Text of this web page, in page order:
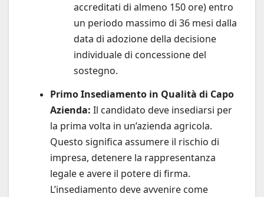
accreditati di almeno 150 ore) entro
un periodo massimo di 36 mesi dalla
data di adozione della decisione
individuale di concessione del
sostegno.
Primo Insediamento in Qualità di Capo
Azienda: Il candidato deve insediarsi per
la prima volta in un’azienda agricola.
Questo significa assumere il rischio di
impresa, detenere la rappresentanza
legale e avere il potere di firma.
L’insediamento deve avvenire come